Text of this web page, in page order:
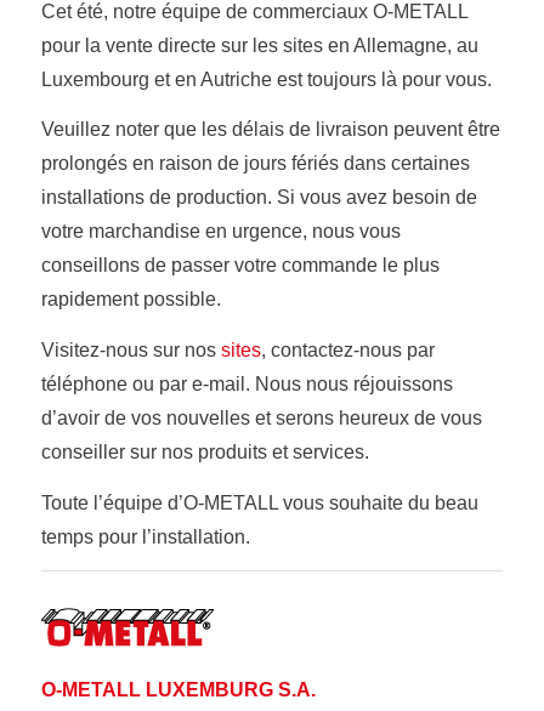
Cet été, notre équipe de commerciaux O-METALL
pour la vente directe sur les sites en Allemagne, au
Luxembourg et en Autriche est toujours là pour vous.
Veuillez noter que les délais de livraison peuvent être
prolongés en raison de jours fériés dans certaines
installations de production. Si vous avez besoin de
votre marchandise en urgence, nous vous
conseillons de passer votre commande le plus
rapidement possible.
Visitez-nous sur nos sites, contactez-nous par
téléphone ou par e-mail. Nous nous réjouissons
d’avoir de vos nouvelles et serons heureux de vous
conseiller sur nos produits et services.
Toute l’équipe d’O-METALL vous souhaite du beau
temps pour l’installation.
O-METALL LUXEMBURG S.A.